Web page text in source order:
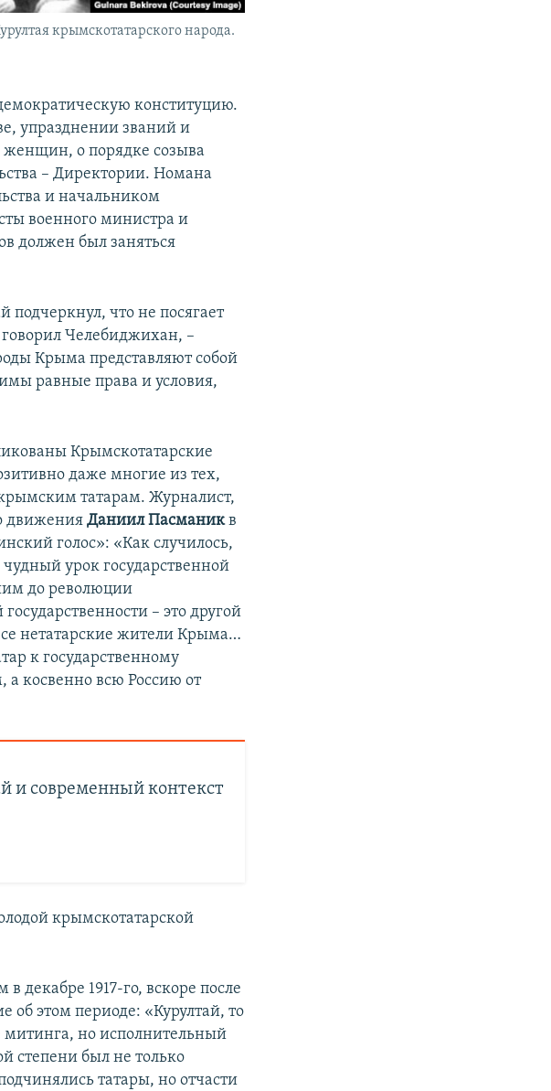
крымскотатарского народа.
конституцию.
упразднении званий и
о порядке созыва
– Директории. Номана
и начальником
военного министра и
должен был заняться
подчеркнул, что не посягает
Челебиджихан, –
Крыма представляют собой
равные права и условия,
Крымскотатарские
даже многие из тех,
татарам. Журналист,
движения Даниил Пасманикв
голос»: «Как случилось,
урок государственной
до революции
– это другой
нетатарские жители Крыма…
к государственному
а косвенно всю Россию от
и современный контекст
крымскотатарской
декабре 1917-го, вскоре после
об этом периоде: «Курултай, то
митинга, но исполнительный
степени был не только
татары, но отчасти